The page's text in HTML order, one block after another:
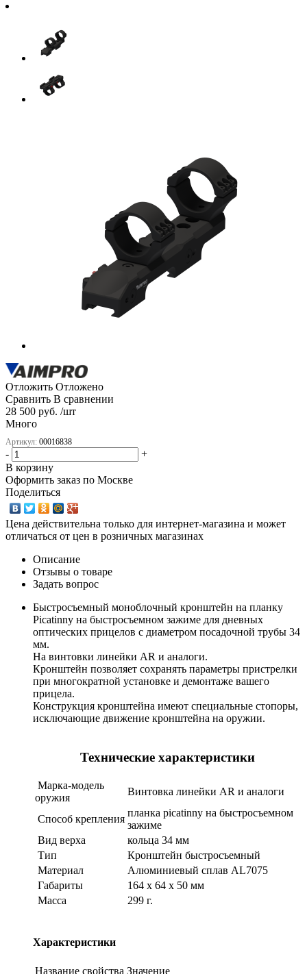
Отложить Отложено
Сравнить В сравнении
28 500 руб. /шт
Много
Артикул: 00016838
-
+
В корзину
Оформить заказ по Москве
Поделиться
Цена действительна только для интернет-магазина и может
отличаться от цен в розничных магазинах
Описание
Отзывы о товаре
Задать вопрос
Быстросъемный моноблочный кронштейн на планку
Picatinny на быстросъемном зажиме для дневных
оптических прицелов с диаметром посадочной трубы 34
мм.
На винтовки линейки AR и аналоги.
Кронштейн позволяет сохранять параметры пристрелки
при многократной установке и демонтаже вашего
прицела.
Конструкция кронштейна имеют специальные стопоры,
исключающие движение кронштейна на оружии.
Технические характеристики
Марка-модель
оружия
Винтовка линейки AR и аналоги
Способ крепления
планка picatinny на быстросъемном
зажиме
Вид верха
кольца 34 мм
Тип
Кронштейн быстросъемный
Материал
Алюминиевый сплав AL7075
Габариты
164 x 64 x 50 мм
Масса
299 г.
Характеристики
Название свойства Значение